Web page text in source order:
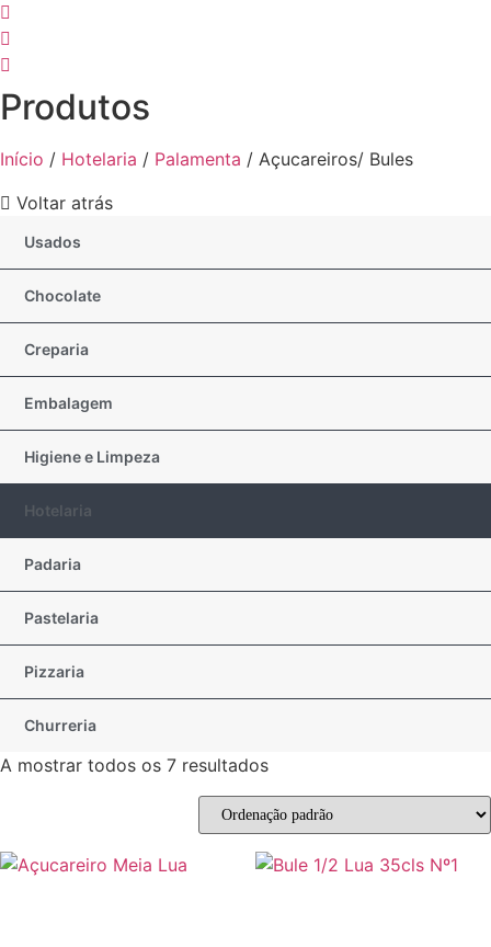
Produtos
Início / Hotelaria / Palamenta / Açucareiros/ Bules
Voltar atrás
Usados
Chocolate
Creparia
Embalagem
Higiene e Limpeza
Hotelaria
Padaria
Pastelaria
Pizzaria
Churreria
A mostrar todos os 7 resultados